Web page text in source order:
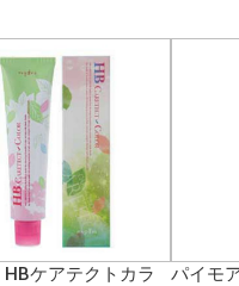
ケアテクトカラ
パイモ